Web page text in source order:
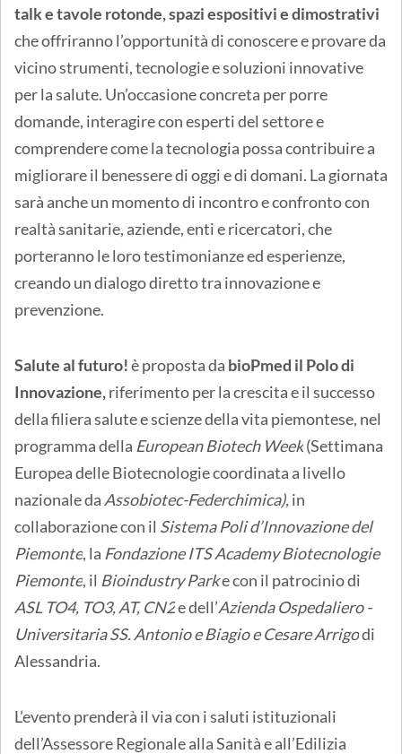
talk e tavole rotonde, spazi espositivi e dimostrativi
che offriranno l’opportunità di conoscere e provare da
vicino strumenti, tecnologie e soluzioni innovative
per la salute. Un’occasione concreta per porre
domande, interagire con esperti del settore e
comprendere come la tecnologia possa contribuire a
migliorare il benessere di oggi e di domani. La giornata
sarà anche un momento di incontro e confronto con
realtà sanitarie, aziende, enti e ricercatori, che
porteranno le loro testimonianze ed esperienze,
creando un dialogo diretto tra innovazione e
prevenzione.
Salute al futuro!è proposta da bioPmed il Polo di
Innovazione,riferimento per la crescita e il successo
della filiera salute e scienze della vita piemontese, nel
programma della European Biotech Week(Settimana
Europea delle Biotecnologie coordinata a livello
nazionale da Assobiotec-Federchimica),in
collaborazione con il Sistema Poli d’Innovazione del
Piemonte, la Fondazione ITS Academy Biotecnologie
Piemonte, il Bioindustry Parke con il patrocinio di
ASL TO4, TO3, AT, CN2e dell’Azienda Ospedaliero -
Universitaria SS. Antonio e Biagio e Cesare Arrigodi
Alessandria.
L’evento prenderà il via con i saluti istituzionali
dell’Assessore Regionale alla Sanità e all’Edilizia